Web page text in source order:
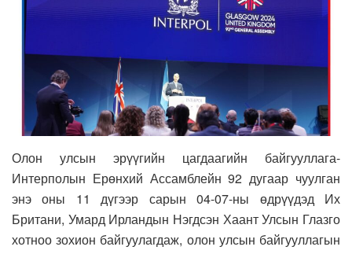
Олон улсын эрүүгийн цагдаагийн байгууллага-
Интерполын Ерөнхий Ассамблейн 92 дугаар чуулган
энэ оны 11 дүгээр сарын 04-07-ны өдрүүдэд Их
Британи, Умард Ирландын Нэгдсэн Хаант Улсын Глазго
хотноо зохион байгуулагдаж, олон улсын байгууллагын